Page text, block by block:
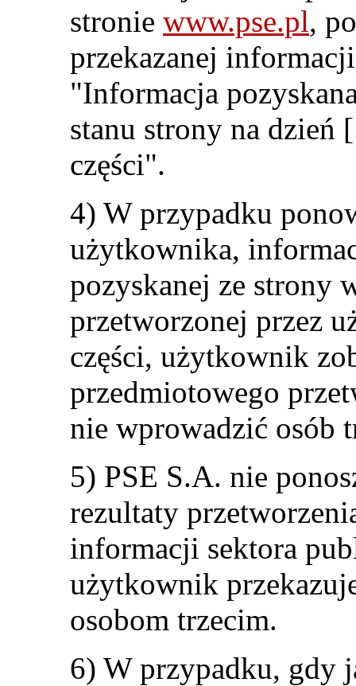
stronie www.pse.pl,
przekazanej
"Informacja
stanu strony na dzień
części".
4) W przypadku
użytkownika,
pozyskanej ze strony
przetworzonej przez
części, użytkownik
przedmiotowego
nie wprowadzić osób
5) PSE S.A. nie
rezultaty
informacji sektora
użytkownik
osobom trzecim.
6) W przypadku, gdy